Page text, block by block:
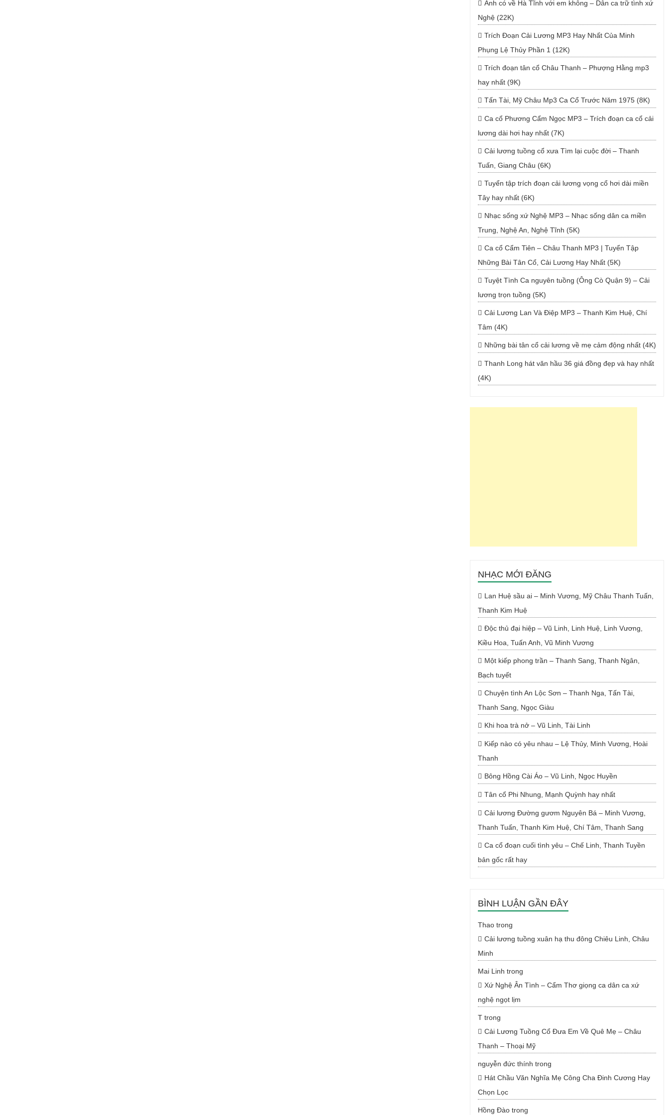
Anh có về Hà Tĩnh với em không – Dân ca trữ tình xứ
Nghệ (22K)
Trích Đoạn Cải Lương MP3 Hay Nhất Của Minh
Phụng Lệ Thủy Phần 1 (12K)
Trích đoạn tân cổ Châu Thanh – Phượng Hằng mp3
hay nhất (9K)
Tấn Tài, Mỹ Châu Mp3 Ca Cổ Trước Năm 1975 (8K)
Ca cổ Phương Cẩm Ngọc MP3 – Trích đoạn ca cổ cải
lương dài hơi hay nhất (7K)
Cải lương tuồng cổ xưa Tìm lại cuộc đời – Thanh
Tuấn, Giang Châu (6K)
Tuyển tập trích đoạn cải lương vọng cổ hơi dài miền
Tây hay nhất (6K)
Nhạc sống xứ Nghệ MP3 – Nhạc sống dân ca miền
Trung, Nghệ An, Nghệ Tĩnh (5K)
Ca cổ Cẩm Tiên – Châu Thanh MP3 | Tuyển Tập
Những Bài Tân Cổ, Cải Lương Hay Nhất (5K)
Tuyệt Tình Ca nguyên tuồng (Ông Cò Quận 9) – Cải
lương trọn tuồng (5K)
Cải Lương Lan Và Điệp MP3 – Thanh Kim Huệ, Chí
Tâm (4K)
Những bài tân cổ cải lương về mẹ cảm động nhất (4K)
Thanh Long hát văn hầu 36 giá đồng đẹp và hay nhất
(4K)
NHẠC MỚI ĐĂNG
Lan Huệ sầu ai – Minh Vương, Mỹ Châu Thanh Tuấn,
Thanh Kim Huệ
Độc thủ đại hiệp – Vũ Linh, Linh Huệ, Linh Vương,
Kiều Hoa, Tuấn Anh, Vũ Minh Vương
Một kiếp phong trần – Thanh Sang, Thanh Ngân,
Bạch tuyết
Chuyện tình An Lộc Sơn – Thanh Nga, Tấn Tài,
Thanh Sang, Ngọc Giàu
Khi hoa trà nở – Vũ Linh, Tài Linh
Kiếp nào có yêu nhau – Lệ Thủy, Minh Vương, Hoài
Thanh
Bông Hồng Cài Áo – Vũ Linh, Ngọc Huyền
Tân cổ Phi Nhung, Mạnh Quỳnh hay nhất
Cải lương Đường gươm Nguyên Bá – Minh Vương,
Thanh Tuấn, Thanh Kim Huệ, Chí Tâm, Thanh Sang
Ca cổ đoạn cuối tình yêu – Chế Linh, Thanh Tuyền
bản gốc rất hay
BÌNH LUẬN GẦN ĐÂY
Thaotrong
Cải lương tuồng xuân hạ thu đông Chiêu Linh, Châu
Minh
Mai Linh trong
Xứ Nghệ Ân Tình – Cẩm Thơ giọng ca dân ca xứ
nghệ ngọt lịm
Ttrong
Cải Lương Tuồng Cổ Đưa Em Về Quê Mẹ – Châu
Thanh – Thoại Mỹ
nguyễn đức thính trong
Hát Chầu Văn Nghĩa Mẹ Công Cha Đinh Cương Hay
Chọn Lọc
Hồng Đàotrong